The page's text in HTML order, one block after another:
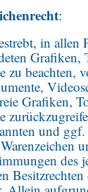
:
in allen
Grafiken,
zu beachten,
Grafiken,
und
des